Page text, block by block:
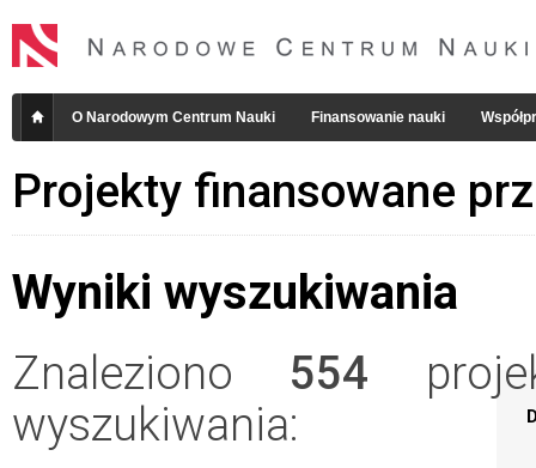
O Narodowym Centrum Nauki Finansowanie nauki
Projekty finansowane
Wyniki wyszukiwania
Znaleziono 554
wyszukiwania: